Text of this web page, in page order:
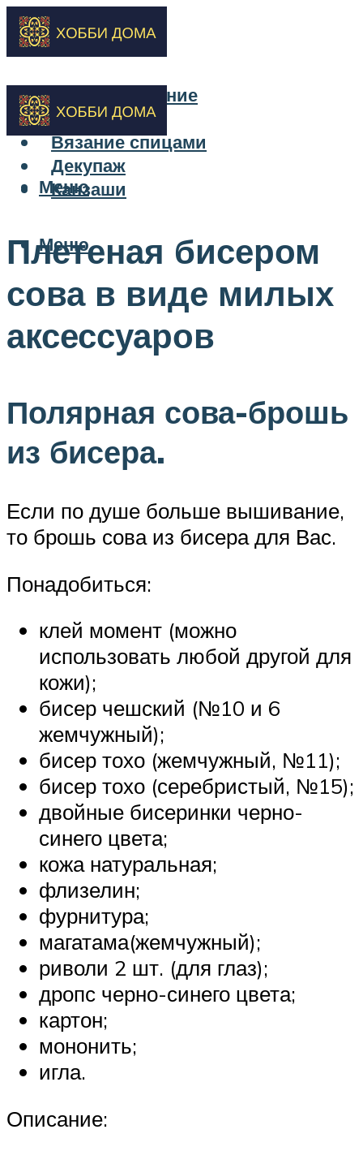
Бисероплетение
Вышивка
Вязание спицами
Декупаж
Канзаши
Меню
Меню
Плетеная бисером
сова в виде милых
аксессуаров
Полярная сова-брошь
из бисера.
Если по душе больше вышивание,
то брошь сова из бисера для Вас.
Понадобиться:
клей момент (можно
использовать любой другой для
кожи);
бисер чешский (№10 и 6
жемчужный);
бисер тохо (жемчужный, №11);
бисер тохо (серебристый, №15);
двойные бисеринки черно-
синего цвета;
кожа натуральная;
флизелин;
фурнитура;
магатама(жемчужный);
риволи 2 шт. (для глаз);
дропс черно-синего цвета;
картон;
мононить;
игла.
Описание: